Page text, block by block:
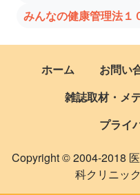
みんなの健康管理法１
ホーム お問い
雑誌取材・メ
プライ
Copyright © 2004-2018
科クリニッ